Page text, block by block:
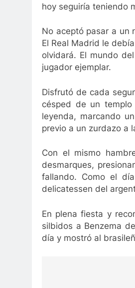
hoy seguiría teniendo
No aceptó pasar a un
El Real Madrid le
olvidará. El mundo
jugador ejemplar.
Disfrutó de cada
césped de un
leyenda, marcando
previo a un zurdazo a
Con el mismo
desmarques,
fallando. Como el
delicatessen del
En plena fiesta y
silbidos a Benzema
día y mostró al